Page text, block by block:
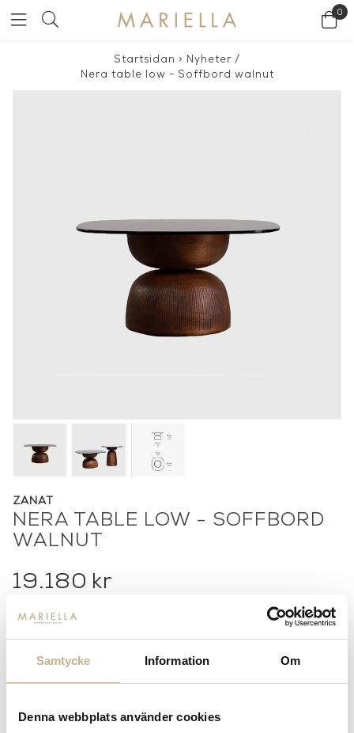
Samtycke Information Om
Denna webbplats använder cookies
0
Startsidan > Nyheter /
Nera table low - Soffbord walnut
ZANAT
NERA TABLE LOW - SOFFBORD
WALNUT
19.180 kr
+
-
Lagerstatus: Beställningsvara
14 dagars returrätt på lagervaror. Läs mer
Få10% välkomstrabattnär du registrerar dig för vårt